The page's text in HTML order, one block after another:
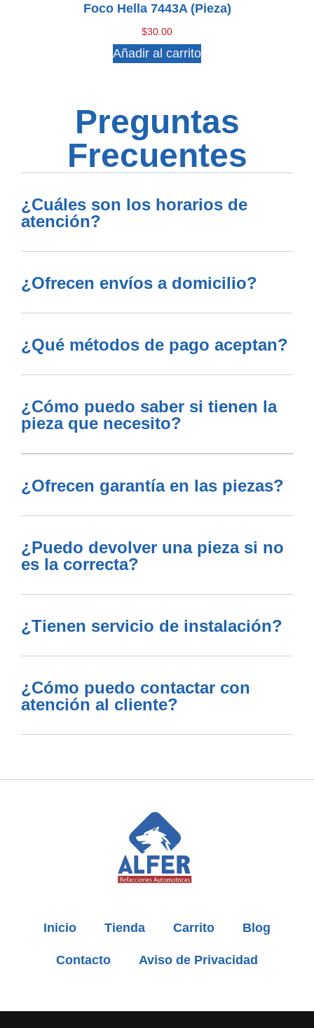
Foco Hella 7443A (pieza)
$30.00
Añadir al carrito
Preguntas
Frecuentes
¿Cuáles son los horarios de
atención?
¿Ofrecen envíos a domicilio?
¿Qué métodos de pago aceptan?
¿Cómo puedo saber si tienen la
pieza que necesito?
¿Ofrecen garantía en las piezas?
¿Puedo devolver una pieza si no
es la correcta?
¿Tienen servicio de instalación?
¿Cómo puedo contactar con
atención al cliente?
Inicio Tienda Carrito Blog
Contacto Aviso de Privacidad